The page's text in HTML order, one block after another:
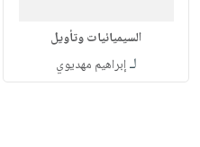
السيميائيات وتأويل
لـإبراهيم مهديوي